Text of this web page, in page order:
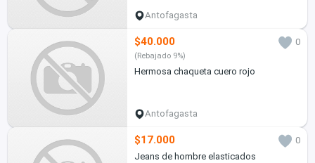
Antofagasta
$40.000 0
(Rebajado 9%)
Hermosa chaqueta cuero rojo
Antofagasta
$17.000
0
Jeans de hombre elasticados